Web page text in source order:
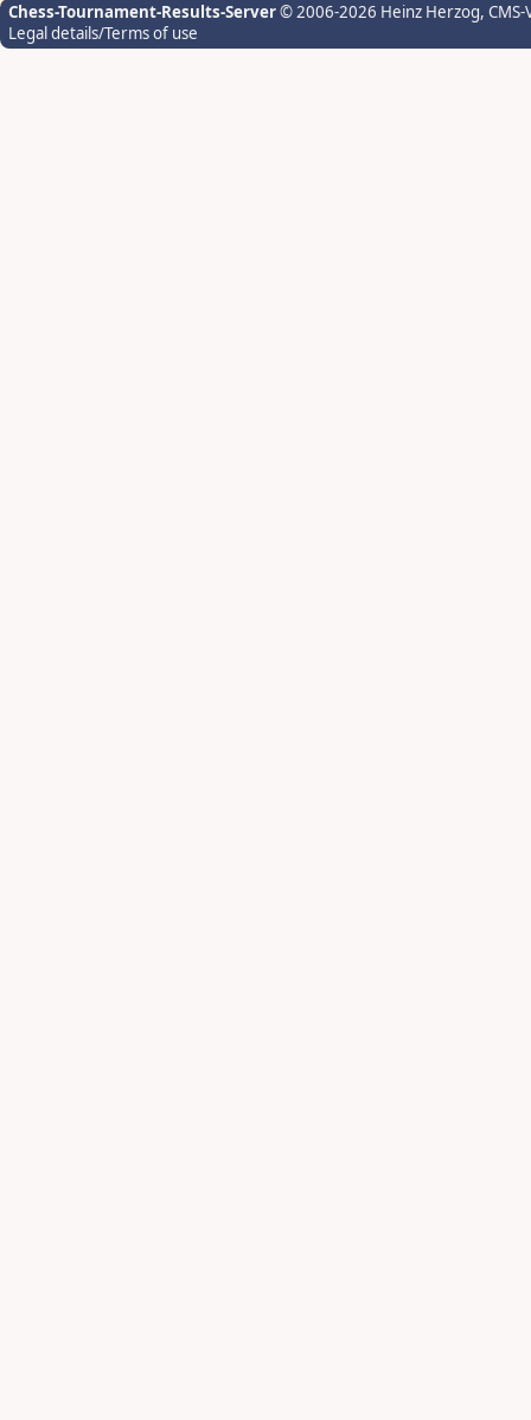
Chess-Tournament-Results-Server© 2006-2026 Heinz Herzog,
Legal details/Terms of use